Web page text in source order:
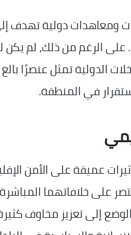
ومعاهدات دولية تهدف
الرغم من ذلك، لم يكن
الدولية تمثل عنصرًا
في المنطقة.
عميقة على الأمن
على خلافاتهما
إلى تعزيز مخاوف